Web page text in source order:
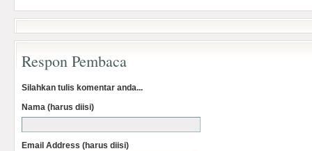
Respon Pembaca
Silahkan tulis komentar anda...
Nama (harus diisi)
Email Address (harus diisi)